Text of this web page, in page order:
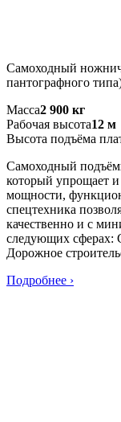
Самоходный
пантографного
Масса2 900 кг
Рабочая высота12 м
Высота подъёма
Самоходный
который упрощает и
мощности,
спецтехника
качественно и с
следующих сферах:
Дорожное
Подробнее ›